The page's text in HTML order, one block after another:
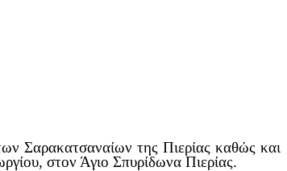
Σαρακατσαναίων της Πιερίας καθώς και
στον Άγιο Σπυρίδωνα Πιερίας.